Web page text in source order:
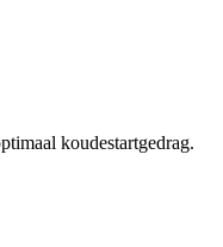
koudestartgedrag.